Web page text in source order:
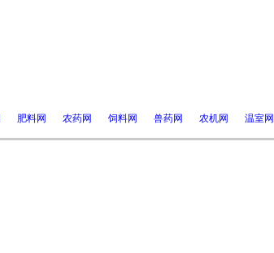
肥料网 农药网 饲料网 兽药网 农机网 温室网